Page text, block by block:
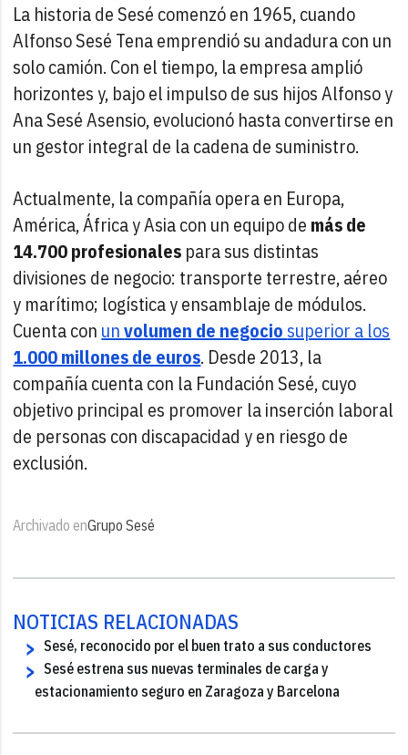
La historia de Sesé comenzó en 1965, cuando
Alfonso Sesé Tena emprendió su andadura con un
solo camión. Con el tiempo, la empresa amplió
horizontes y, bajo el impulso de sus hijos Alfonso y
Ana Sesé Asensio, evolucionó hasta convertirse en
un gestor integral de la cadena de suministro.
Actualmente, la compañía opera en Europa,
América, África y Asia con un equipo de más de
14.700 profesionales para sus distintas
divisiones de negocio: transporte terrestre, aéreo
y marítimo; logística y ensamblaje de módulos.
Cuenta con unvolumen de negocio superior a los
1.000 millones de euros. Desde 2013, la
compañía cuenta con la Fundación Sesé, cuyo
objetivo principal es promover la inserción laboral
de personas con discapacidad y en riesgo de
exclusión.
Archivado enGrupo Sesé
NOTICIAS RELACIONADAS
Sesé, reconocido por el buen trato a sus conductores
Sesé estrena sus nuevas terminales de carga y
estacionamiento seguro en Zaragoza y Barcelona